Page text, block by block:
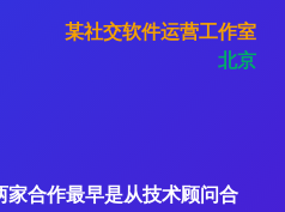
某社交软件运营工作室
北京
合作最早是从技术顾问合